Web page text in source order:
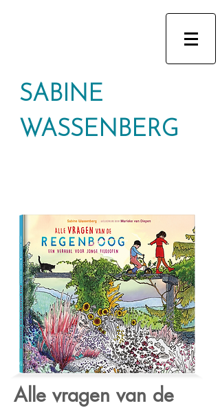
SABINE
WASSENBERG
Alle vragen van de